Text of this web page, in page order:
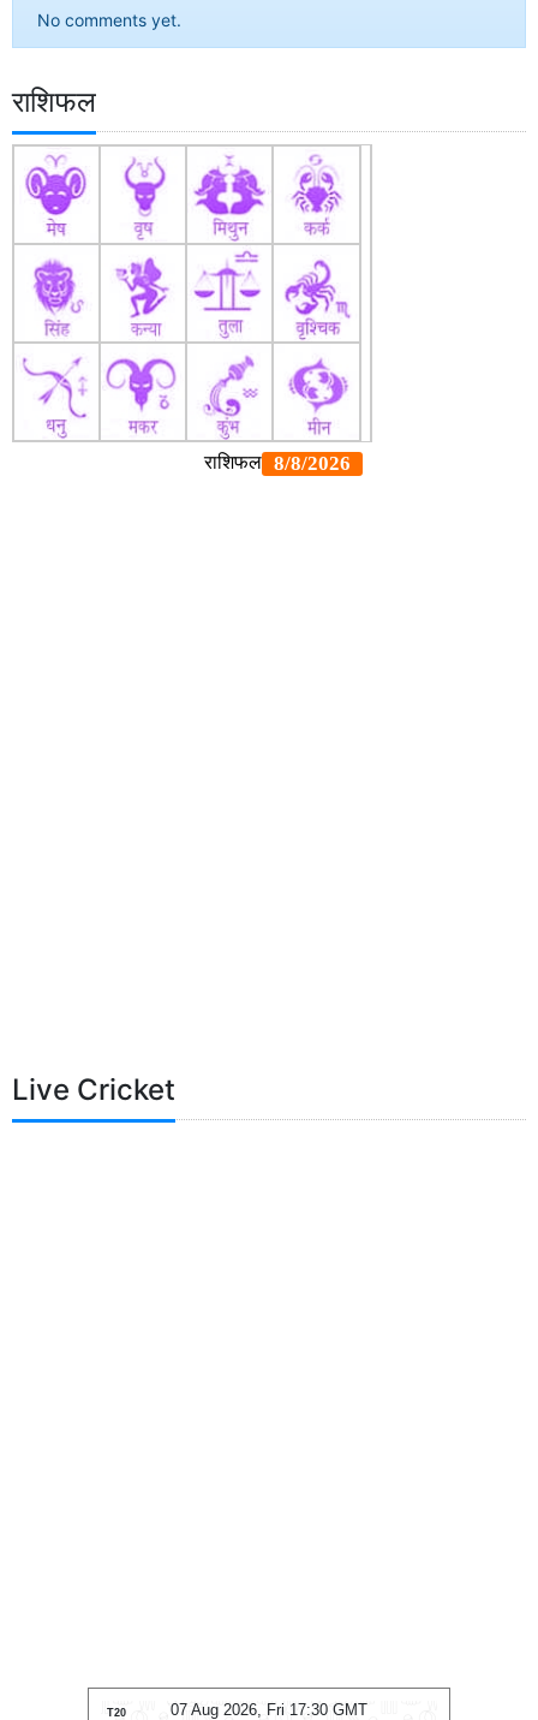
No comments yet.
राशिफल
Live Cricket
07 Aug 2026, Fri 17:30 GMT
T20